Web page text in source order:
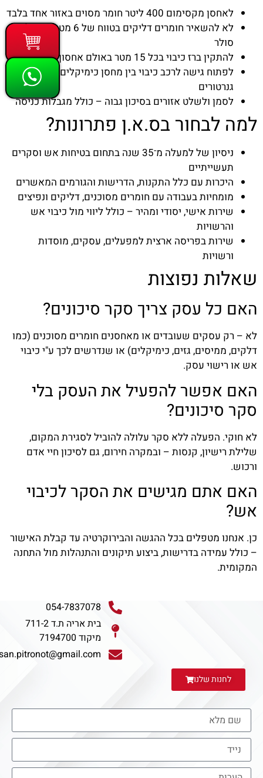
לאחסן מקסימום 400 ליטר חומר מסוים באזור אחד בלבד
לא להשאיר חומרים דליקים בטווח של 6 מטר ממיכל
סולר
להתקין ברז כיבוי בכל 15 מטר באולם אחסון
לפתוח גישה לרכב כיבוי בין מחסן כימיקלים לחדר
גנרטורים
לסמן ולשלט אזורים בסיכון גבוה – כולל מגבלות כניסה
למה לבחור בס.א.ן פתרונות?
ניסיון של למעלה מ־35 שנה בתחום בטיחות אש וסקרים
תעשייתיים
היכרות עם כלל התקנות, הדרישות והגורמים המאשרים
מומחיות בעבודה עם חומרים מסוכנים, דליקים ונפיצים
שירות אישי, יסודי ומהיר – כולל ליווי מול כיבוי אש
והרשויות
שירות בפריסה ארצית למפעלים, עסקים, מוסדות
ורשויות
שאלות נפוצות
האם כל עסק צריך סקר סיכונים?
לא – רק עסקים שעובדים או מאחסנים חומרים מסוכנים (כמו
דלקים, ממיסים, גזים, כימיקלים) או שנדרשים לכך ע"י כיבוי
אש או רישוי עסק.
האם אפשר להפעיל את העסק בלי
סקר סיכונים?
לא חוקי. הפעלה ללא סקר עלולה להוביל לסגירת המקום,
שלילת רישיון, קנסות – ובמקרה חירום, גם לסיכון חיי אדם
ורכוש.
האם אתם מגישים את הסקר לכיבוי
אש?
כן. אנחנו מטפלים בכל ההגשה והבירוקרטיה עד קבלת האישור
– כולל עמידה בדרישות, ביצוע תיקונים והתנהלות מול התחנה
המקומית.
054-7837078
בית אריה ת.ד 711-2
מיקוד 7194700
san.pitronot@gmail.com
לחנות שלנו